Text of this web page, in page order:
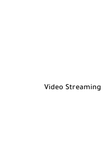
Video Streaming